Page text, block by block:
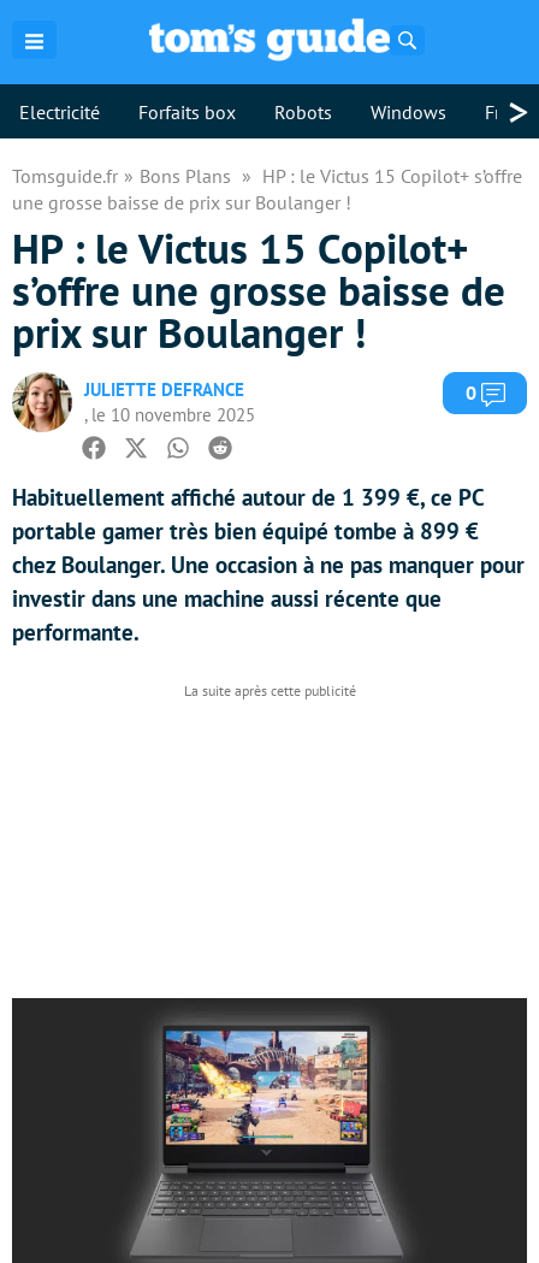
Electricité Forfaits box Robots Windows >
Tomsguide.fr Bons Plans
HP : le Victus 15 Copilot+ s’offre
une grosse baisse de prix sur Boulanger !
HP : le Victus 15 Copilot+
s’offre une grosse baisse de
prix sur Boulanger !
JULIETTE DEFRANCE
, le 10 novembre 2025
0
Facebook
TwitterWhatsapp
Reddit
Habituellement affiché autour de 1 399 €, ce PC
portable gamer très bien équipé tombe à 899 €
chez Boulanger. Une occasion à ne pas manquer pour
investir dans une machine aussi récente que
performante.